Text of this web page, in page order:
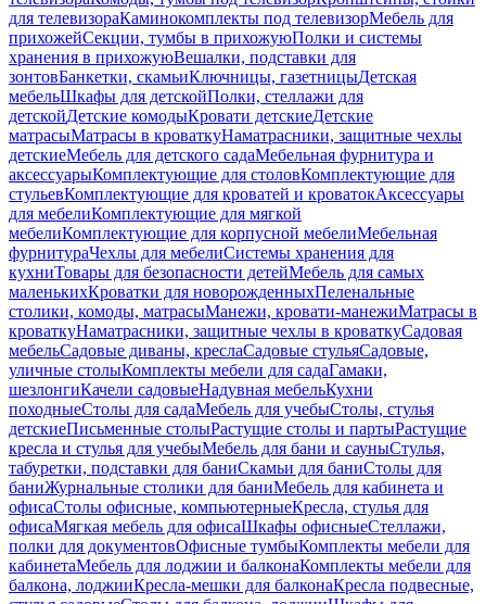
для телевизораКаминокомплекты под телевизорМебель для
прихожейСекции, тумбы в прихожуюПолки и системы
хранения в прихожуюВешалки, подставки для
зонтовБанкетки, скамьиКлючницы, газетницыДетская
мебельШкафы для детскойПолки, стеллажи для
детскойДетские комодыКровати детскиеДетские
матрасыМатрасы в кроваткуНаматрасники, защитные чехлы
детскиеМебель для детского садаМебельная фурнитура и
аксессуарыКомплектующие для столовКомплектующие для
стульевКомплектующие для кроватей и кроватокАксессуары
для мебелиКомплектующие для мягкой
мебелиКомплектующие для корпусной мебелиМебельная
фурнитураЧехлы для мебелиСистемы хранения для
кухниТовары для безопасности детейМебель для самых
маленькихКроватки для новорожденныхПеленальные
столики, комоды, матрасыМанежи, кровати-манежиМатрасы в
кроваткуНаматрасники, защитные чехлы в кроваткуСадовая
мебельСадовые диваны, креслаСадовые стульяСадовые,
уличные столыКомплекты мебели для садаГамаки,
шезлонгиКачели садовыеНадувная мебельКухни
походныеСтолы для садаМебель для учебыСтолы, стулья
детскиеПисьменные столыРастущие столы и партыРастущие
кресла и стулья для учебыМебель для бани и сауныСтулья,
табуретки, подставки для баниСкамьи для баниСтолы для
баниЖурнальные столики для баниМебель для кабинета и
офисаСтолы офисные, компьютерныеКресла, стулья для
офисаМягкая мебель для офисаШкафы офисныеСтеллажи,
полки для документовОфисные тумбыКомплекты мебели для
кабинетаМебель для лоджии и балконаКомплекты мебели для
балкона, лоджииКресла-мешки для балконаКресла подвесные,